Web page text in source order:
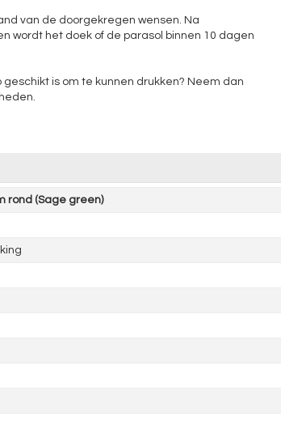
van de doorgekregen wensen. Na
wordt het doek of de parasol binnen 10 dagen
is om te kunnen drukken? Neem dan
rond (Sage green)